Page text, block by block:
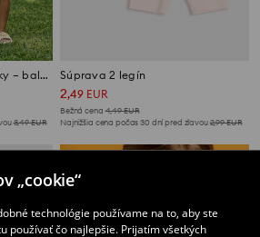
„cookie“
technológie používame na to, aby ste
používať čo najlepšie. Prijatím všetkých
Bavlnené cyklistické šortky – balenie 2 ks
3,49EUR
Súprava 2 legín
2,49 EUR
Bežná cena 4,49EUR
Najnižšia cena počas 30 dní pred zľavou2,99EUR